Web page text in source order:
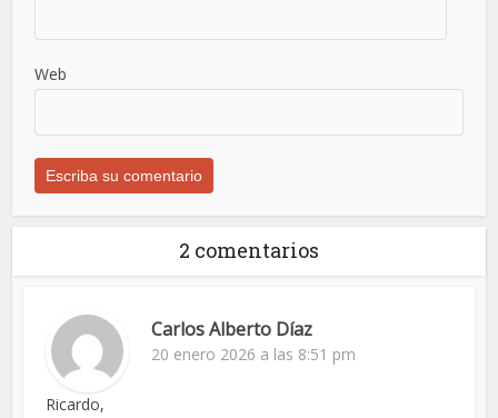
Web
2 comentarios
Carlos Alberto Díaz
20 enero 2026 a las 8:51 pm
Ricardo,